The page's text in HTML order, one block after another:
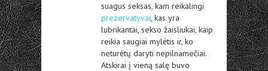
suagus seksas, kam reikalingi
prezervatyvai, kas yra
lubrikantai, sekso žaisliukai, kaip
reikia saugiai mylėtis ir, ko
neturėtų daryti nepilnamečiai.
Atskirai į vieną salę buvo